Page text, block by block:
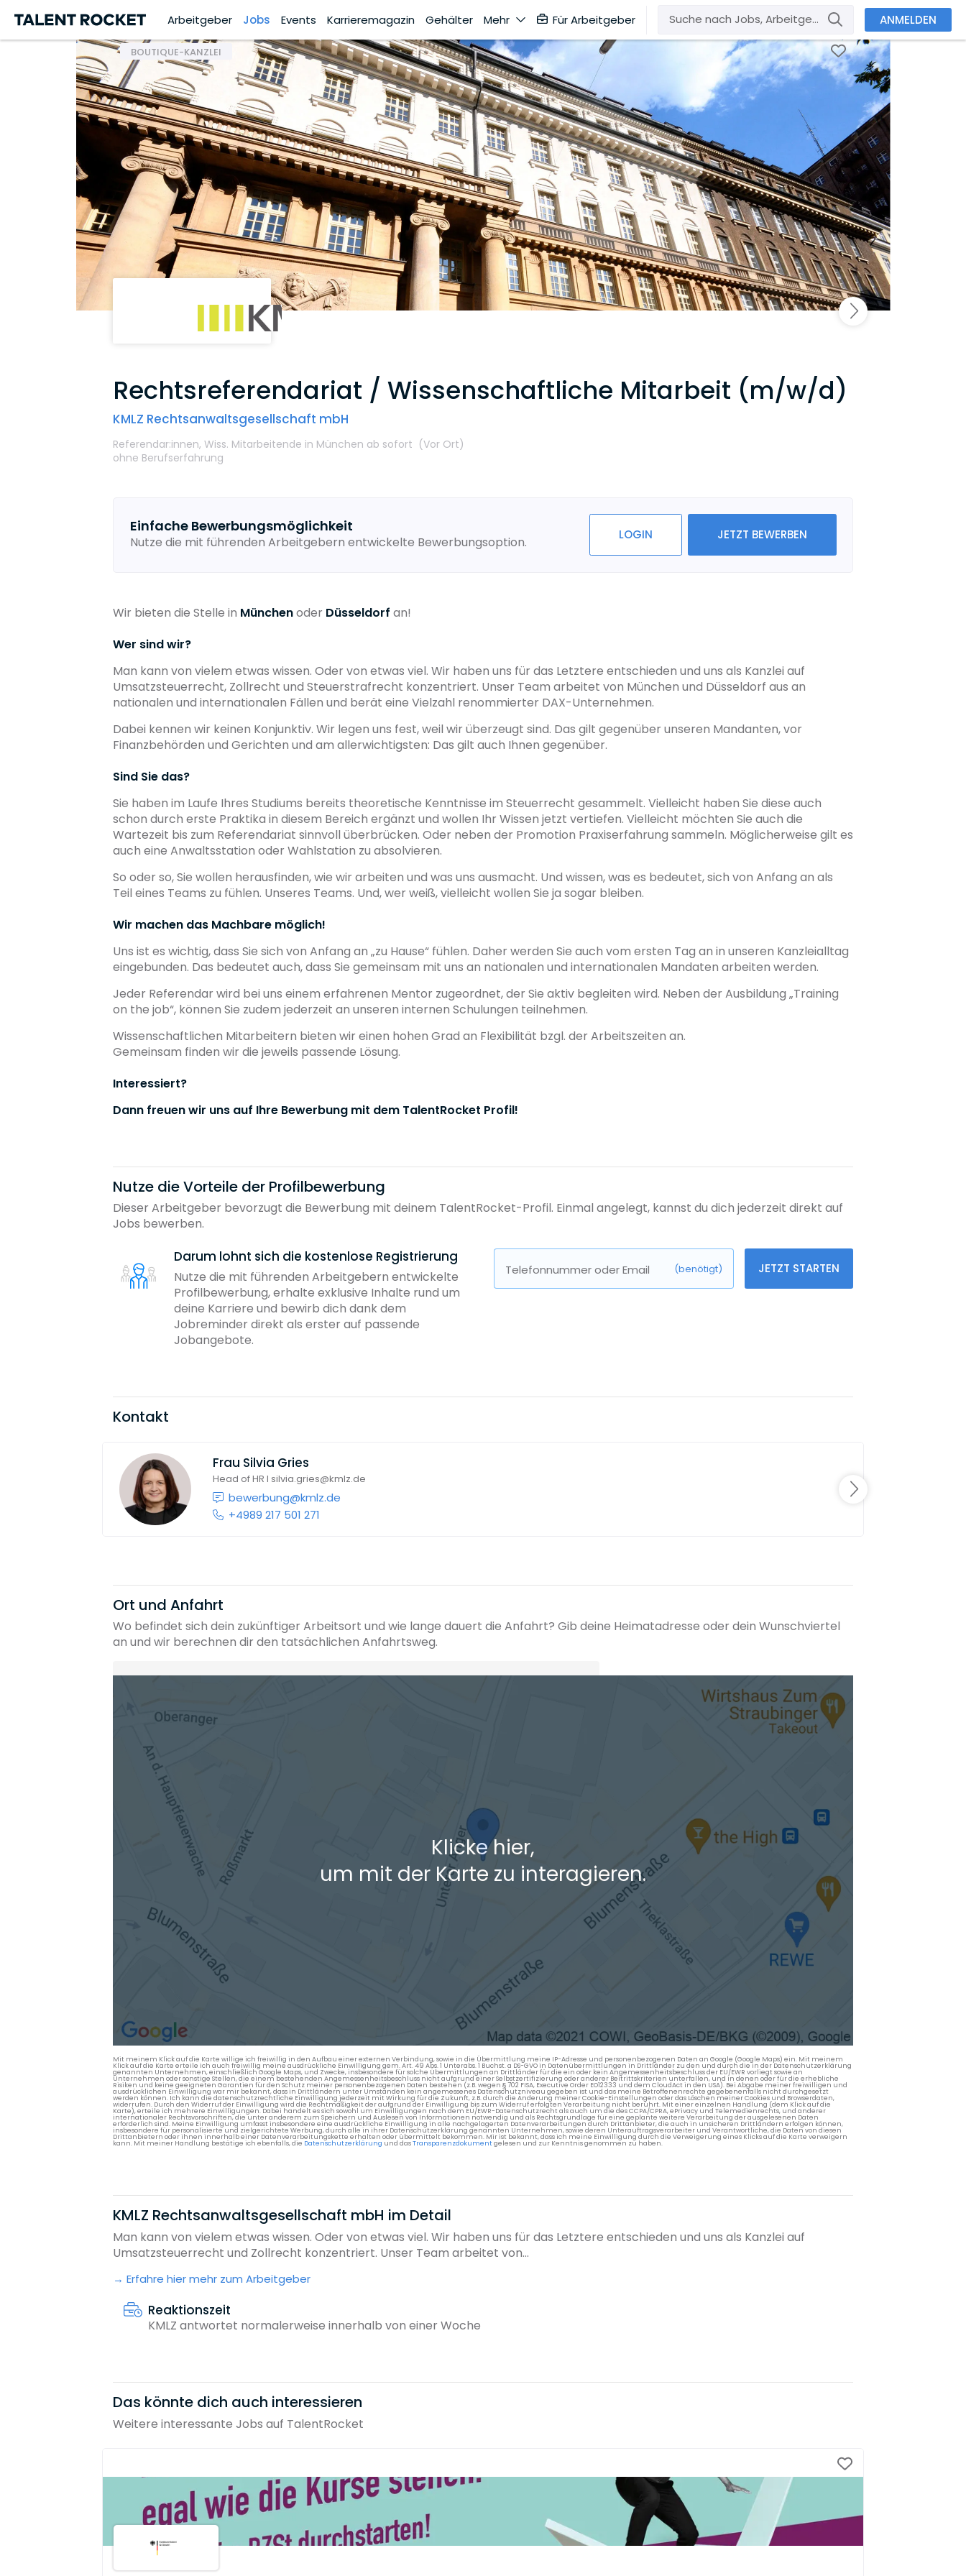
Arbeitgeber Jobs Events Karrieremagazin Gehälter Mehr Für Arbeitgeber ANMELDEN
BOUTIQUE-KANZLEI
Rechtsreferendariat / Wissenschaftliche Mitarbeit (m/w/d)
KMLZ Rechtsanwaltsgesellschaft mbH
Referendar:innen, Wiss. Mitarbeitende in München ab sofort (Vor Ort)
ohne Berufserfahrung
Einfache Bewerbungsmöglichkeit
Nutze die mit führenden Arbeitgebern entwickelte Bewerbungsoption. LOGIN JETZT BEWERBEN
Wir bieten die Stelle in Münchenoder Düsseldorf an!
Wer sind wir?
Man kann von vielem etwas wissen. Oder von etwas viel. Wir haben uns für das Letztere entschieden und uns als Kanzlei auf
Umsatzsteuerrecht, Zollrecht und Steuerstrafrecht konzentriert. Unser Team arbeitet von München und Düsseldorf aus an
nationalen und internationalen Fällen und berät eine Vielzahl renommierter DAX-Unternehmen.
Dabei kennen wir keinen Konjunktiv. Wir legen uns fest, weil wir überzeugt sind. Das gilt gegenüber unseren Mandanten, vor
Finanzbehörden und Gerichten und am allerwichtigsten: Das gilt auch Ihnen gegenüber.
Sind Sie das?
Sie haben im Laufe Ihres Studiums bereits theoretische Kenntnisse im Steuerrecht gesammelt. Vielleicht haben Sie diese auch
schon durch erste Praktika in diesem Bereich ergänzt und wollen Ihr Wissen jetzt vertiefen. Vielleicht möchten Sie auch die
Wartezeit bis zum Referendariat sinnvoll überbrücken. Oder neben der Promotion Praxiserfahrung sammeln. Möglicherweise gilt es
auch eine Anwaltsstation oder Wahlstation zu absolvieren.
So oder so, Sie wollen herausfinden, wie wir arbeiten und was uns ausmacht. Und wissen, was es bedeutet, sich von Anfang an als
Teil eines Teams zu fühlen. Unseres Teams. Und, wer weiß, vielleicht wollen Sie ja sogar bleiben.
Wir machen das Machbare möglich!
Uns ist es wichtig, dass Sie sich von Anfang an „zu Hause“ fühlen. Daher werden Sie auch vom ersten Tag an in unseren Kanzleialltag
eingebunden. Das bedeutet auch, dass Sie gemeinsam mit uns an nationalen und internationalen Mandaten arbeiten werden.
Jeder Referendar wird bei uns einem erfahrenen Mentor zugeordnet, der Sie aktiv begleiten wird. Neben der Ausbildung „Training
on the job“, können Sie zudem jederzeit an unseren internen Schulungen teilnehmen.
Wissenschaftlichen Mitarbeitern bieten wir einen hohen Grad an Flexibilität bzgl. der Arbeitszeiten an.
Gemeinsam finden wir die jeweils passende Lösung.
Interessiert?
Dann freuen wir uns auf Ihre Bewerbung mit dem TalentRocket Profil!
Nutze die Vorteile der Profilbewerbung
Dieser Arbeitgeber bevorzugt die Bewerbung mit deinem TalentRocket-Profil. Einmal angelegt, kannst du dich jederzeit direkt auf
Jobs bewerben.
Darum lohnt sich die kostenlose Registrierung
Nutze die mit führenden Arbeitgebern entwickelte
Profilbewerbung, erhalte exklusive Inhalte rund um
deine Karriere und bewirb dich dank dem
Jobreminder direkt als erster auf passende
Jobangebote.
Telefonnummer oder Email (benötigt) JETZT STARTEN
Kontakt
Frau Silvia Gries
Head of HR I silvia.gries@kmlz.de
bewerbung@kmlz.de
+4989 217 501 271
Ort und Anfahrt
Wo befindet sich dein zukünftiger Arbeitsort und wie lange dauert die Anfahrt? Gib deine Heimatadresse oder dein Wunschviertel
an und wir berechnen dir den tatsächlichen Anfahrtsweg.
Heimatadresse oder Wunschort
+ Aktuellen Standort hinzufügen
Klicke hier,
um mit der Karte zu interagieren.
Mit meinem Klick auf die Karte willige ich freiwillig in den Aufbau einer externen Verbindung, sowie in die Übermittlung meine IP-Adresse und personenbezogenen Daten an Google (Google Maps) ein. Mit meinem
Klick auf die Karte erteile ich auch freiwillig meine ausdrückliche Einwilligung gem. Art. 49 Abs. 1 Unterabs. 1 Buchst. a DS-GVO in Datenübermittlungen in Drittländer zu den und durch die in der Datenschutzerklärung
genannten Unternehmen, einschließlich Google Maps, und Zwecke, insbesondere für solche Übermittlungen an Drittländer für die ein oder kein Angemessenheitsbeschluss der EU/EWR vorliegt sowie an
Unternehmen oder sonstige Stellen, die einem bestehenden Angemessenheitsbeschluss nicht aufgrund einer Selbstzertifizierung oder anderer Beitrittskriterien unterfallen, und in denen oder für die erhebliche
Risiken und keine geeigneten Garantien für den Schutz meiner personenbezogenen Daten bestehen (z.B. wegen § 702 FISA, Executive Order EO12333 und dem CloudAct in den USA). Bei Abgabe meiner freiwilligen und
ausdrücklichen Einwilligung war mir bekannt, dass in Drittländern unter Umständen kein angemessenes Datenschutzniveau gegeben ist und das meine Betroffenenrechte gegebenenfalls nicht durchgesetzt
werden können. Ich kann die datenschutzrechtliche Einwilligung jederzeit mit Wirkung für die Zukunft, z.B. durch die Änderung meiner Cookie-Einstellungen oder das Löschen meiner Cookies und Browserdaten,
widerrufen. Durch den Widerruf der Einwilligung wird die Rechtmäßigkeit der aufgrund der Einwilligung bis zum Widerruf erfolgten Verarbeitung nicht berührt. Mit einer einzelnen Handlung (dem Klick auf die
Karte), erteile ich mehrere Einwilligungen. Dabei handelt es sich sowohl um Einwilligungen nach dem EU/EWR-Datenschutzrecht als auch um die des CCPA/CPRA, ePrivacy und Telemedienrechts, und anderer
internationaler Rechtsvorschriften, die unter anderem zum Speichern und Auslesen von Informationen notwendig und als Rechtsgrundlage für eine geplante weitere Verarbeitung der ausgelesenen Daten
erforderlich sind. Meine Einwilligung umfasst insbesondere eine ausdrückliche Einwilligung in alle nachgelagerten Datenverarbeitungen durch Drittanbieter, die auch in unsicheren Drittländern erfolgen können,
insbesondere für personalisierte und zielgerichtete Werbung, durch alle in ihrer Datenschutzerklärung genannten Unternehmen, sowie deren Unterauftragsverarbeiter und Verantwortliche, die Daten von diesen
Drittanbietern oder ihnen innerhalb einer Datenverarbeitungskette erhalten oder übermittelt bekommen. Mir ist bekannt, dass ich meine Einwilligung durch die Verweigerung eines Klicks auf die Karte verweigern
kann. Mit meiner Handlung bestätige ich ebenfalls, die Datenschutzerklärung und dasTransparenzdokumentgelesen und zur Kenntnis genommen zu haben.
KMLZ Rechtsanwaltsgesellschaft mbH im Detail
Man kann von vielem etwas wissen. Oder von etwas viel. Wir haben uns für das Letztere entschieden und uns als Kanzlei auf
Umsatzsteuerrecht und Zollrecht konzentriert. Unser Team arbeitet von...
Erfahre hier mehr zum Arbeitgeber
Reaktionszeit
KMLZ antwortet normalerweise innerhalb von einer Woche
Das könnte dich auch interessieren
Weitere interessante Jobs auf TalentRocket